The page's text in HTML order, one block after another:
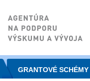
GRANTOVÉ SCHÉMY